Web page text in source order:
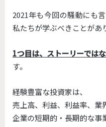
2021年も今回の騒動にも
私たちが学ぶべきことがあ
1つ目は、ストーリーでは
す。
経験豊富な投資家は、
売上高、利益、利益率、業
企業の短期的・長期的な事